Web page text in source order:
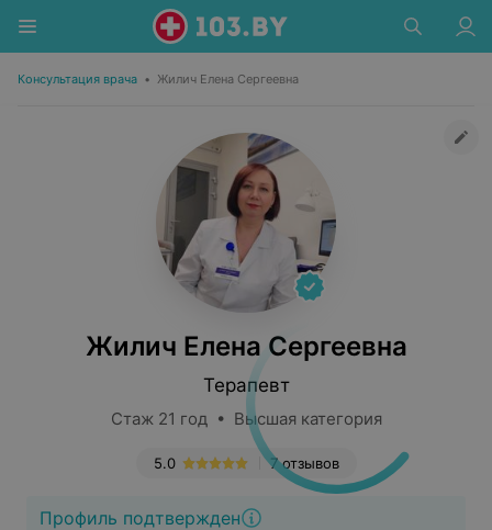
Консультация врача • Жилич Елена Сергеевна
Жилич Елена Сергеевна
Терапевт
Стаж 21 год • Высшая категория
7 отзывов
5.0
Профиль подтвержден